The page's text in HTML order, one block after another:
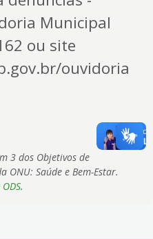
Municipal
ou site
ouvidoria
3 dos Objetivos de
ONU: Saúde e Bem-Estar.
.